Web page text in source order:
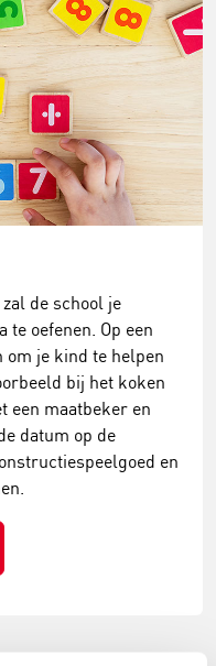
de school je
oefenen. Op een
om je kind te helpen
bij het koken
een maatbeker en
datum op de
en